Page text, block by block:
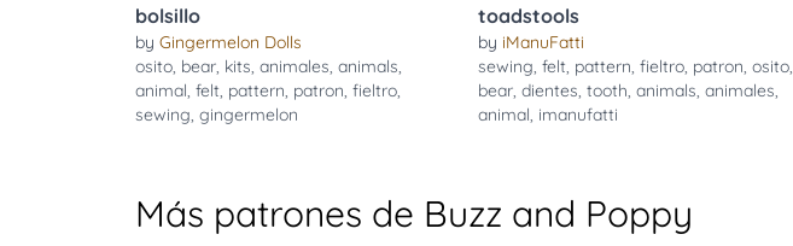
bolsillo
by Gingermelon Dolls
osito, bear, kits, animales, animals,
animal, felt, pattern, patron, fieltro,
sewing, gingermelon
toadstools
by iManuFatti
sewing, felt, pattern, fieltro, patron, osito,
bear, dientes, tooth, animals, animales,
animal, imanufatti
Más patrones de Buzz and Poppy